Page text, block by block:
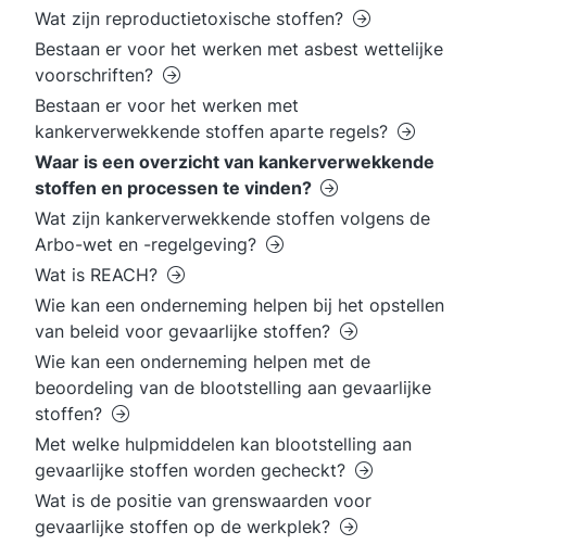
Wat zijn reproductietoxische stoffen?
Bestaan er voor het werken met asbest wettelijke
voorschriften?
Bestaan er voor het werken met
kankerverwekkende stoffen aparte regels?
Waar is een overzicht van kankerverwekkende
stoffen en processen te vinden?
Wat zijn kankerverwekkende stoffen volgens de
Arbo-wet en -regelgeving?
Wat is REACH?
Wie kan een onderneming helpen bij het opstellen
van beleid voor gevaarlijke stoffen?
Wie kan een onderneming helpen met de
beoordeling van de blootstelling aan gevaarlijke
stoffen?
Met welke hulpmiddelen kan blootstelling aan
gevaarlijke stoffen worden gecheckt?
Wat is de positie van grenswaarden voor
gevaarlijke stoffen op de werkplek?